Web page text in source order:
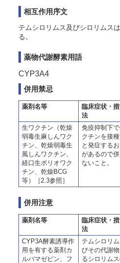
相互作用序文
テムシロリムス及びシロリムス
る。
薬物代謝酵素用語
CYP3A4
併用禁忌
薬剤名等
臨床症状・
法
生ワクチン（乾燥
弱毒生麻しんワク
チン、乾燥弱毒生
風しんワクチン、
経口生ポリオワク
チン、乾燥BCG
等）［2.3参照］
免疫抑制下
クチンを接
と発症する
があるので
ないこと。
併用注意
薬剤名等
臨床症状・
法
CYP3A酵素誘導作
用を有する薬剤カ
ルバマゼピン、フ
テムシロリ
びその代謝
るシロリム